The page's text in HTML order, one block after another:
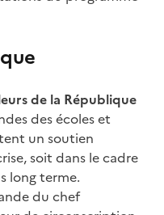
de la République
des écoles et
un soutien
soit dans le cadre
long terme.
du chef